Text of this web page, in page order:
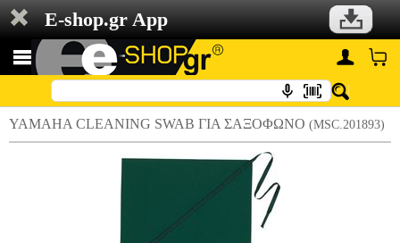
E-shop.gr App
YAMAHA CLEANING SWAB ΓΙΑ ΣΑΞΟΦΩΝΟ (MSC.201893)